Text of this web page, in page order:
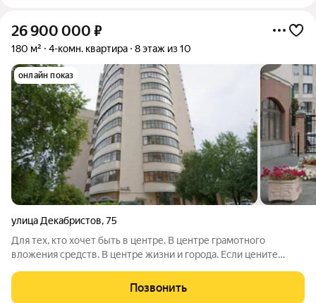
26 900 000 ₽
180 м² 4-комн. квартира 8 этаж из 10
онлайн показ
улица Декабристов,75
Для тех, кто хочет быть в центре. В центре грамотного
вложения средств. В центре жизни и города. Если цените
было под рукой, обратите внимание на дом по адресу
Декабристов, 75. Продается
Позвонить